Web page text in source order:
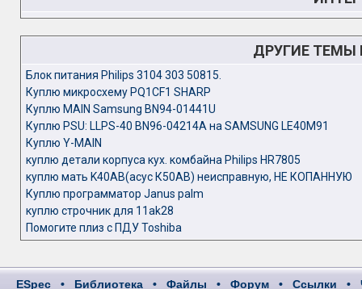
ДРУГИЕ ТЕМЫ
Блок питания Philips 3104 303 50815.
Куплю микросхему PQ1CF1 SHARP
Куплю MAIN Samsung BN94-01441U
Куплю PSU: LLPS-40 BN96-04214A на SAMSUNG LE40M91
Куплю Y-MAIN
куплю детали корпуса кух. комбайна Philips HR7805
куплю мать K40AB(асус К50АВ) неисправную, НЕ КОПАННУЮ
Куплю программатор Janus palm
куплю строчник для 11ak28
Помогите плиз с ПДУ Toshiba
ESpec • Библиотека • Файлы • Форум • Ссылки •